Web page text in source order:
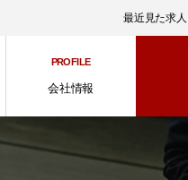
最近見た求人
PROFILE
会社情報